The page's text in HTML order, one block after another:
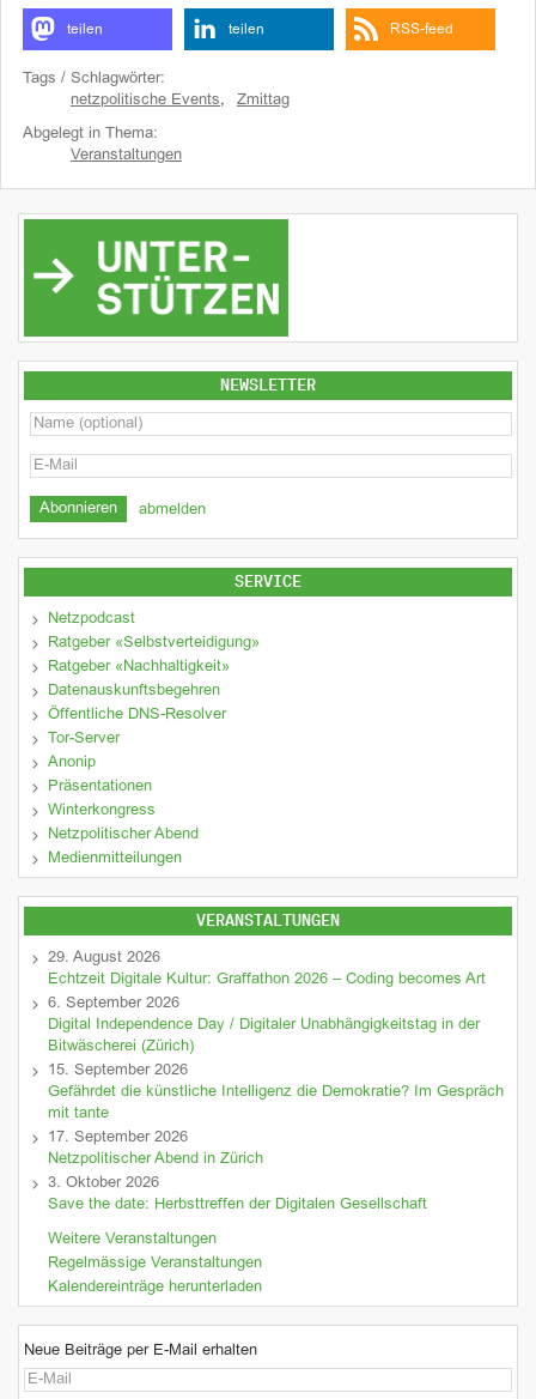
teilen teilen RSS-feed
Tags / Schlagwörter:
netzpolitische Events, Zmittag
Abgelegt in Thema:
Veranstaltungen
NEWSLETTER
abmelden
SERVICE
Netzpodcast
Ratgeber «Selbstverteidigung»
Ratgeber «Nachhaltigkeit»
Datenauskunftsbegehren
Öffentliche DNS-Resolver
Tor-Server
Anonip
Präsentationen
Winterkongress
Netzpolitischer Abend
Medienmitteilungen
VERANSTALTUNGEN
29. August 2026
Echtzeit Digitale Kultur: Graffathon 2026 – Coding becomes Art
6. September 2026
Digital Independence Day / Digitaler Unabhängigkeitstag in der
Bitwäscherei (Zürich)
15. September 2026
Gefährdet die künstliche Intelligenz die Demokratie? Im Gespräch
mit tante
17. September 2026
Netzpolitischer Abend in Zürich
3. Oktober 2026
Save the date: Herbsttreffen der Digitalen Gesellschaft
Weitere Veranstaltungen
Regelmässige Veranstaltungen
Kalendereinträge herunterladen
Neue Beiträge per E-Mail erhalten